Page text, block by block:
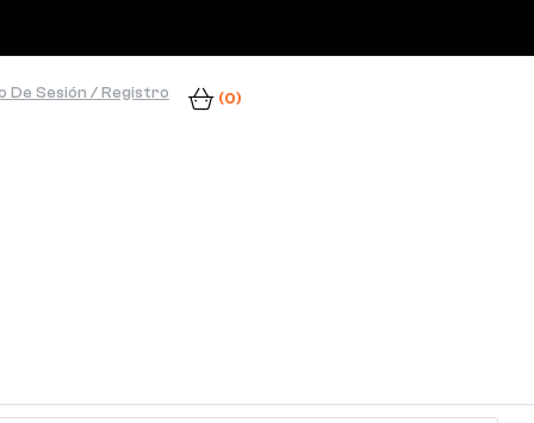
De Sesión / Registro (0)